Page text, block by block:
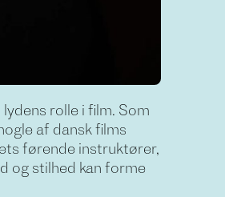
rolle i film. Som
af dansk films
førende instruktører,
og stilhed kan forme